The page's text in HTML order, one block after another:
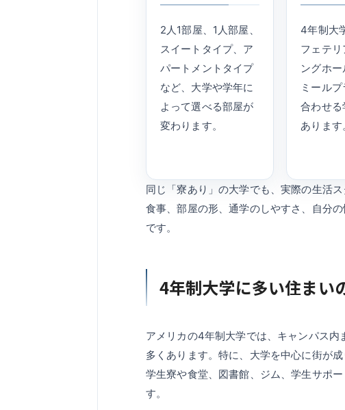
2人1部屋、1人部屋、
スイートタイプ、ア
パートメントタイプ
など、大学や学年に
よって選べる部屋が
変わります。
4年制大
フェテリ
ングホ
ミール
合わせる
あります
同じ「寮あり」の大学でも、実際の生活
食事、部屋の形、通学のしやすさ、自分
です。
4年制大学に多い住まい
アメリカの4年制大学では、キャンパス
多くあります。特に、大学を中心に街が
学生寮や食堂、図書館、ジム、学生サポ
す。